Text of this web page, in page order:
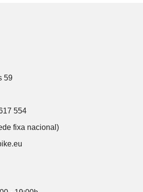
59
554
fixa nacional)